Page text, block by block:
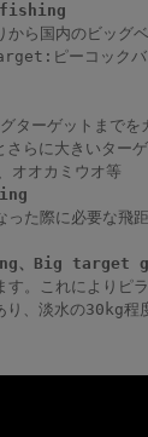
ら国内のビッグ
ピーコックバ
ーゲットまでを
らに大きいター
オオカミウオ等
た際に必要な飛
、Big target
。これによりピ
り、淡水の30kg